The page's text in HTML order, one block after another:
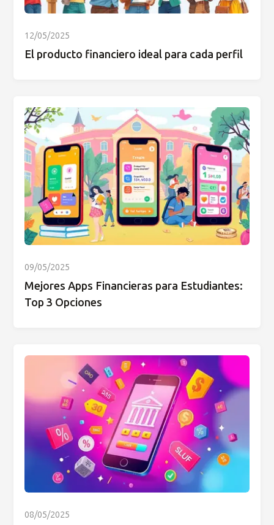
12/05/2025
El producto financiero ideal para cada perfil
09/05/2025
Mejores Apps Financieras para Estudiantes:
Top 3 Opciones
08/05/2025